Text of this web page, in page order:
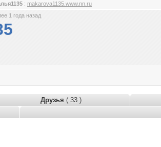
: makarova1135.www.nn.ru
1 года назад
Друзья ( 33 )